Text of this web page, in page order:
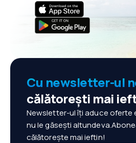
Cu newsletter-ul
călătorești mai
Newsletter-ul îți aduce oferte
nu le găsești
călătorește mai ieftin!